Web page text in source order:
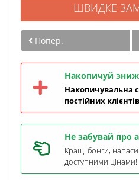
ШВИДКЕ
Попер.
Накопичуй
Накопичувальна
постійних
Не забувай про
Кращі бонги,
доступними цінами!